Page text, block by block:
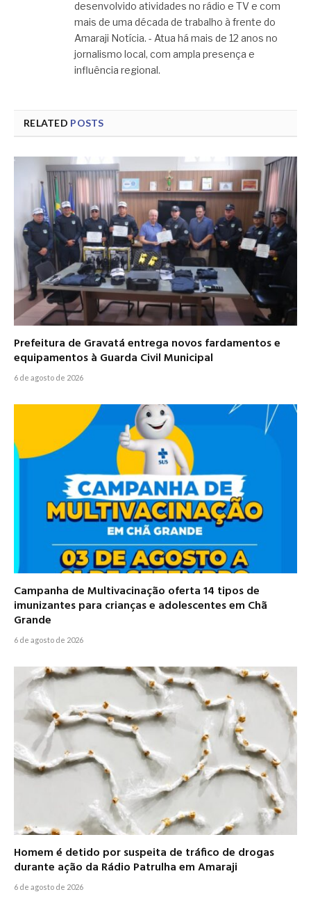
desenvolvido atividades no rádio e TV e com
mais de uma década de trabalho à frente do
Amaraji Notícia. - Atua há mais de 12 anos no
jornalismo local, com ampla presença e
influência regional.
RELATED POSTS
Prefeitura de Gravatá entrega novos fardamentos e
equipamentos à Guarda Civil Municipal
6 de agosto de 2026
Campanha de Multivacinação oferta 14 tipos de
imunizantes para crianças e adolescentes em Chã
Grande
6 de agosto de 2026
Homem é detido por suspeita de tráfico de drogas
durante ação da Rádio Patrulha em Amaraji
6 de agosto de 2026